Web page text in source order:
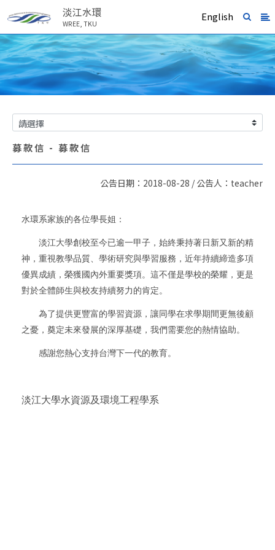
淡江水環
WREE, TKU
English
募款信 - 募款信
公告日期：2018-08-28 / 公告人：teacher
水環系家族的各位學長姐：
淡江大學創校至今已逾一甲子，始終秉持著日新又新的精
神，重視教學品質、學術研究與學習服務，近年持續締造多項
優異成績，榮獲國內外重要獎項。這不僅是學校的榮耀，更是
對於全體師生與校友持續努力的肯定。
為了提供更豐富的學習資源，讓同學在求學期間更無後顧
之憂，奠定未來發展的深厚基礎，我們需要您的熱情協助。
感謝您熱心支持台灣下一代的教育。
淡江大學水資源及環境工程學系